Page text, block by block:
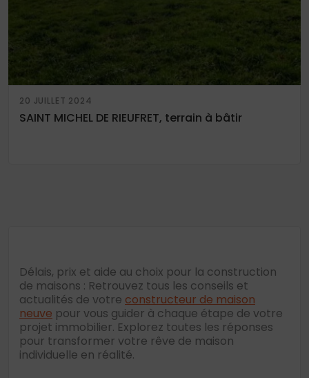
20 JUILLET 2024
SAINT MICHEL DE RIEUFRET, terrain à bâtir
Délais, prix et aide au choix pour la construction
de maisons : Retrouvez tous les conseils et
actualités de votre constructeur de maison
neuve pour vous guider à chaque étape de votre
projet immobilier. Explorez toutes les réponses
pour transformer votre rêve de maison
individuelle en réalité.